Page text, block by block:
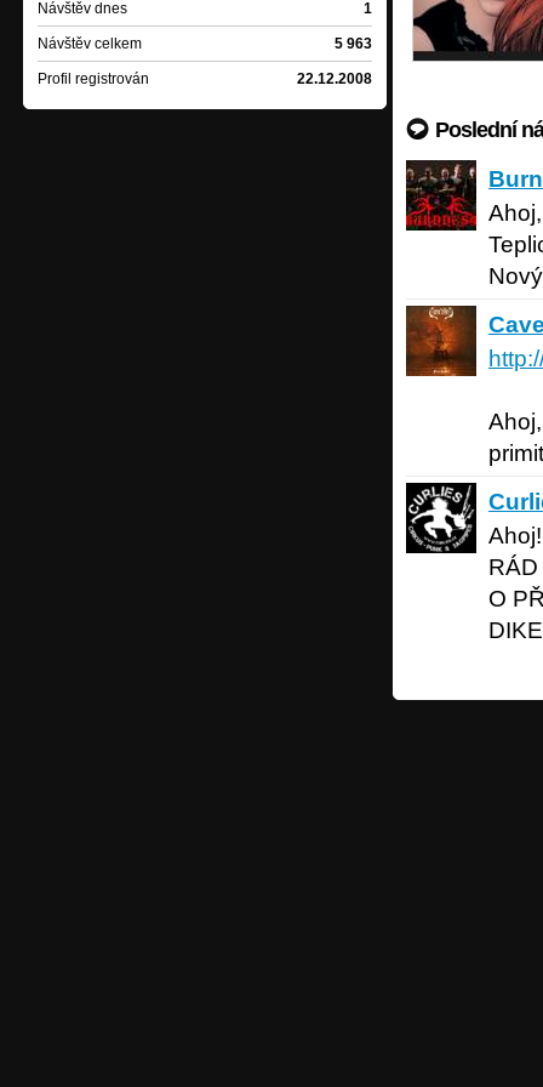
Návštěv dnes 1
Návštěv celkem 5 963
Profil registrován 22.12.2008
Poslední
Ahoj,
Cave
Curlies
Ahoj!
O